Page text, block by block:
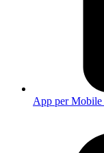
App per Mobile